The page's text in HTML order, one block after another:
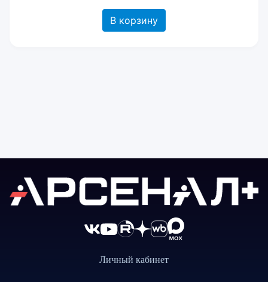
В корзину
Личный кабинет